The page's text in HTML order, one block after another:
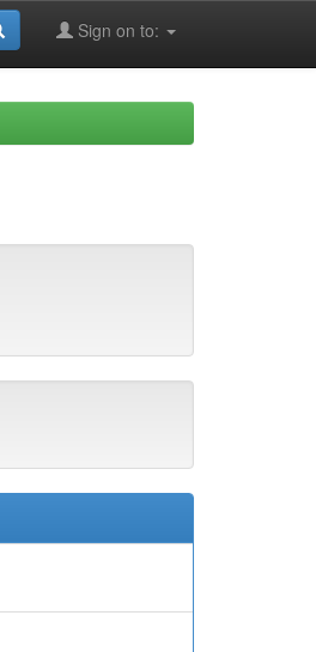
Sign on to: